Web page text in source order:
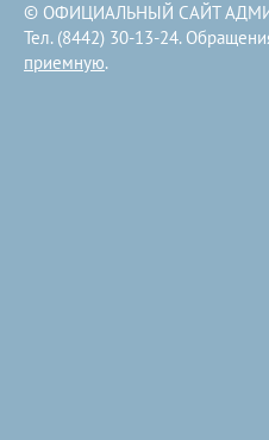
© ОФИЦИАЛЬНЫЙ САЙТ
Тел. (8442) 30-13-24.
приемную.